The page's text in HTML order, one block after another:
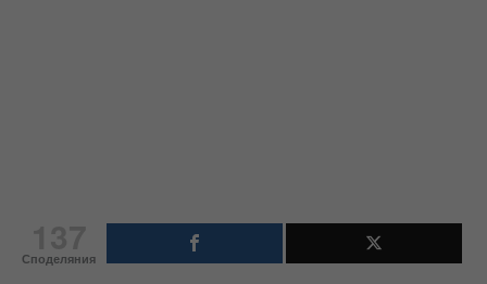
Споделяния